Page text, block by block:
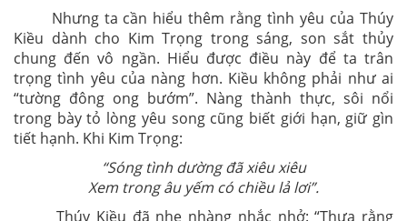
Nhưng ta cần hiểu thêm rằng tình yêu của Thúy
Kiều dành cho Kim Trọng trong sáng, son sắt thủy
chung đến vô ngần. Hiểu được điều này để ta trân
trọng tình yêu của nàng hơn. Kiều không phải như ai
“tường đông ong bướm”. Nàng thành thực, sôi nổi
trong bày tỏ lòng yêu song cũng biết giới hạn, giữ gìn
tiết hạnh. Khi Kim Trọng:
“Sóng tình dường đã xiêu xiêu
Xem trong âu yếm có chiều lả lơi”.
Thúy Kiều đã nhẹ nhàng nhắc nhở: “Thưa rằng